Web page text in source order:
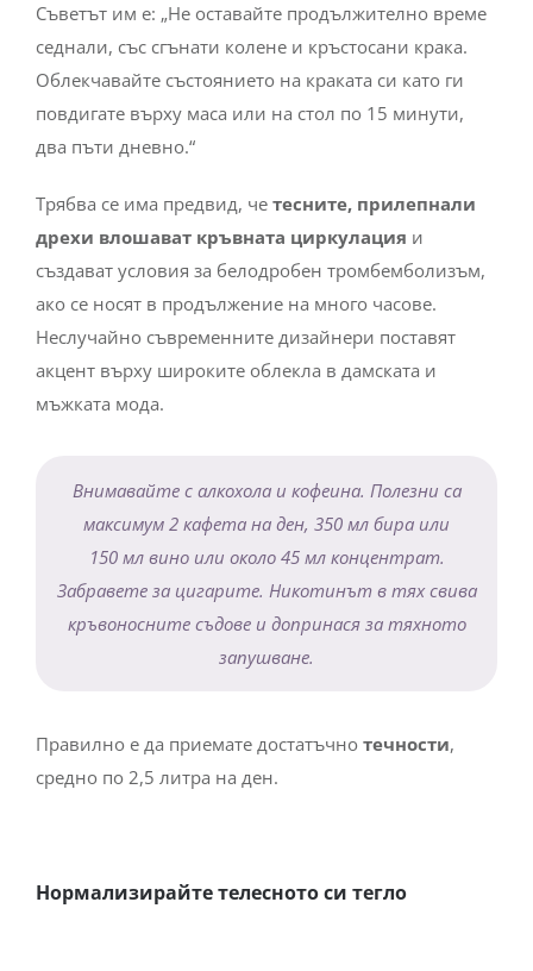
Съветът им е: „Не оставайте продължително време
седнали, със сгънати колене и кръстосани крака.
Облекчавайте състоянието на краката си като ги
повдигате върху маса или на стол по 15 минути,
два пъти дневно.“
Трябва се има предвид, че тесните, прилепнали
дрехи влошават кръвната циркулация и
създават условия за белодробен тромбемболизъм,
ако се носят в продължение на много часове.
Неслучайно съвременните дизайнери поставят
акцент върху широките облекла в дамската и
мъжката мода.
Внимавайте с алкохола и кофеина. Полезни са
максимум 2 кафета на ден, 350 мл бира или
150 мл виноили около 45 мл концентрат.
Забравете за цигарите. Никотинът в тях свива
кръвоносните съдове и допринася за тяхното
запушване.
Правилно е да приемате достатъчно течности,
средно по 2,5 литра на ден.
Нормализирайте телесното си тегло